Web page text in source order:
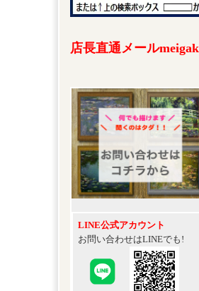
店長直通メール
LINE公式アカウント
お問い合わせはLINEでも!